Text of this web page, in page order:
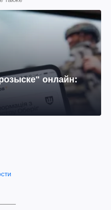
онлайн: